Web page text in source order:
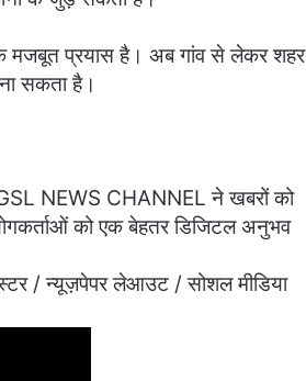
मजबूत प्रयास है। अब गांव से लेकर शहर
सकता है।
NEWS CHANNEL ने खबरों को
को एक बेहतर डिजिटल अनुभव
/ न्यूज़पेपर लेआउट / सोशल मीडिया